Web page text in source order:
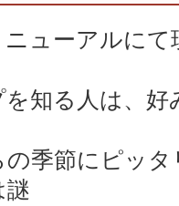
ニューアルに
を知る人は、
の季節にピッ
謎